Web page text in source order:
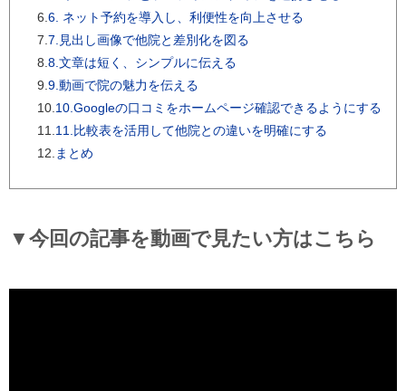
6. 6. ネット予約を導入し、利便性を向上させる
7. 7.見出し画像で他院と差別化を図る
8. 8.文章は短く、シンプルに伝える
9. 9.動画で院の魅力を伝える
10. 10.Googleの口コミをホームページ確認できるようにする
11. 11.比較表を活用して他院との違いを明確にする
12. まとめ
▼今回の記事を動画で見たい方はこちら